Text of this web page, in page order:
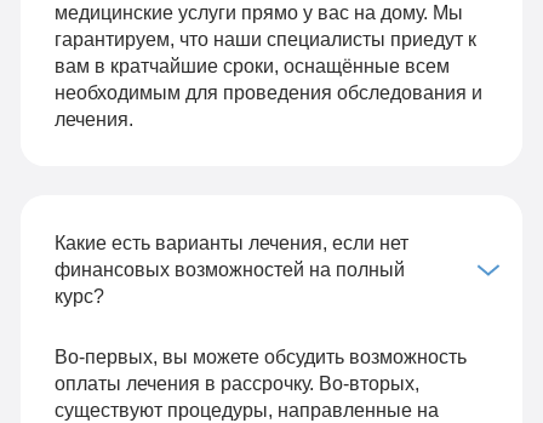
медицинские услуги прямо у вас на дому. Мы
гарантируем, что наши специалисты приедут к
вам в кратчайшие сроки, оснащённые всем
необходимым для проведения обследования и
лечения.
Какие есть варианты лечения, если нет
финансовых возможностей на полный
курс?
Во-первых, вы можете обсудить возможность
оплаты лечения в рассрочку. Во-вторых,
существуют процедуры, направленные на